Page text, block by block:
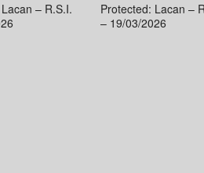
– R.S.I.
Protected: Lacan –
– 19/03/2026